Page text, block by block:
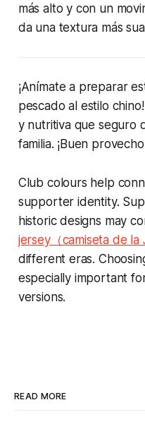
más alto y con un
da una textura más
¡Anímate a preparar
pescado al estilo
y nutritiva que seguro
familia. ¡Buen
Club colours help
supporter identity.
historic designs may
jersey（camiseta de la
different eras.
especially important
versions.
READ MORE